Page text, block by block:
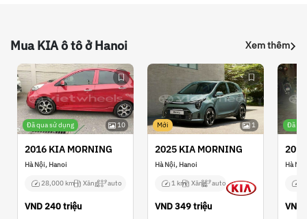
Mua KIA ô tô ở Hanoi Xem thêm
Đã qua sử dụng 10
2016 KIA MORNING
Hà Nội, Hanoi
28,000 km Xăng auto
VND240 triệu
Mới 1
2025 KIA MORNING
Hà Nội, Hanoi
1 km Xăng auto
VND349 triệu
Đã
Hà
VND